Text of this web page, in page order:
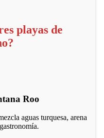
playas de
Roo
aguas turquesa, arena